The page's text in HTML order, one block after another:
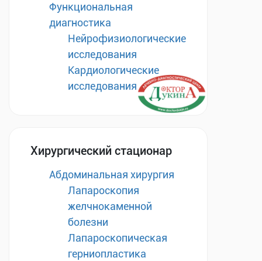
Функциональная
диагностика
Нейрофизиологические
исследования
Кардиологические
исследования
Хирургический стационар
Абдоминальная хирургия
Лапароскопия
желчнокаменной
болезни
Лапароскопическая
герниопластика